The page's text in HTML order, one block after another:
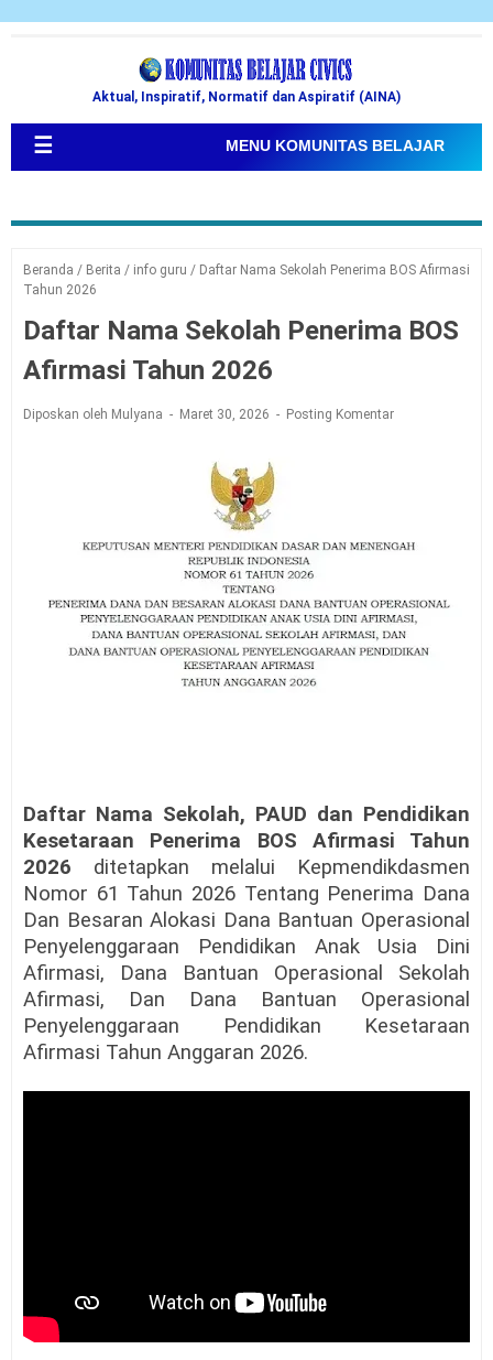
Aktual, Inspiratif, Normatif dan Aspiratif (AINA)
☰ MENU KOMUNITAS BELAJAR
Beranda / Berita / info guru / Daftar Nama Sekolah Penerima BOS Afirmasi
Tahun 2026
Daftar Nama Sekolah Penerima BOS
Afirmasi Tahun 2026
Diposkan oleh Mulyana Maret 30, 2026 Posting Komentar
Daftar Nama Sekolah, PAUD dan Pendidikan
Kesetaraan Penerima BOS Afirmasi Tahun
2026 ditetapkan melalui Kepmendikdasmen
Nomor 61 Tahun 2026 Tentang Penerima Dana
Dan Besaran Alokasi Dana Bantuan Operasional
Penyelenggaraan Pendidikan Anak Usia Dini
Afirmasi, Dana Bantuan Operasional Sekolah
Afirmasi, Dan Dana Bantuan Operasional
Penyelenggaraan Pendidikan Kesetaraan
Afirmasi Tahun Anggaran 2026.